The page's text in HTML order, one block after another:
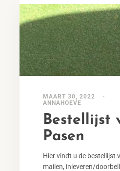
MAART 30, 2022
ANNAHOEVE
Bestellijst
Pasen
Hier vindt u de bestellijst
mailen, inleveren/